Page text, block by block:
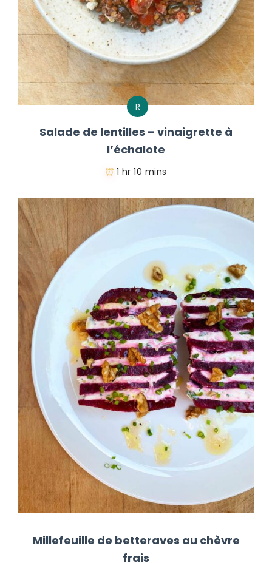
R
Salade de lentilles – vinaigrette à
l’échalote
1 hr 10 mins
Millefeuille de betteraves au chèvre
frais